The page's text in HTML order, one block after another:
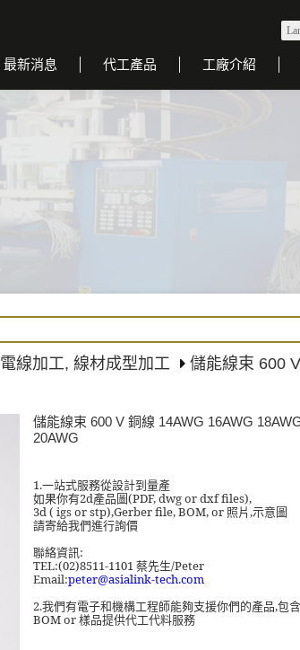
最新消息 代工產品 工廠介紹
電線加工, 線材成型加工
儲能線束 600
儲能線束 600 V 銅線 14AWG 16AWG
20AWG
1.一站式服務從設計到量產
如果你有2d產品圖(PDF, dwg or dxf files),
3d ( igs or stp),Gerber file, BOM, or 照片,示意圖
請寄給我們進行詢價
聯絡資訊:
TEL:(02)8511-1101 蔡先生/Peter
Email:peter@asialink-tech.com
2.我們有電子和機構工程師能夠支援你們的產品,包
BOM or樣品提供代工代料服務